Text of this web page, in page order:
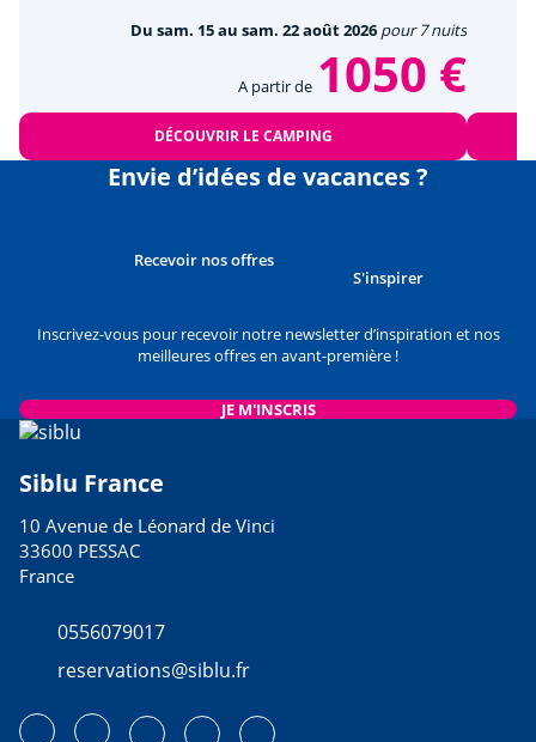
Du sam. 15 au sam. 22 août 2026 pour 7 nuits
A partir de 1050 €
DÉCOUVRIR LE CAMPING
Envie d’idées de vacances ?
Recevoir nos offres
S'inspirer
Inscrivez-vous pour recevoir notre newsletter d’inspiration et nos
meilleures offres en avant-première !
JE M'INSCRIS
Siblu France
10 Avenue de Léonard de Vinci
33600 PESSAC
France
0556079017
reservations@siblu.fr